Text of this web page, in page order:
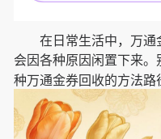
在日常生活中，万通
会因各种原因闲置下来
种万通金券回收的方法路